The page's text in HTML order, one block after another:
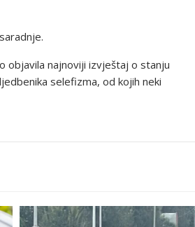
objavila najnoviji izvještaj o stanju
selefizma, od kojih neki